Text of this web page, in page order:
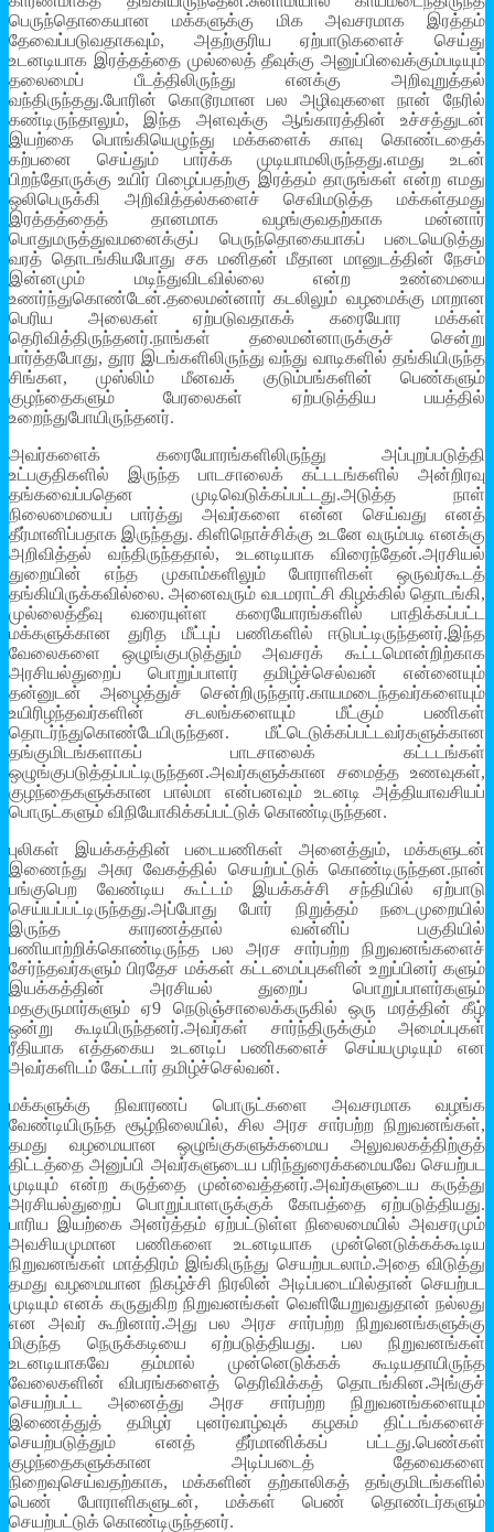
பெருந்தொகையான மக்களுக்கு மிக அவசரமாக இரத்தம்
தேவைப்படுவதாகவும், அதற்குரிய ஏற்பாடுகளைச் செய்து
உடனடியாக இரத்தத்தை முல்லைத் தீவுக்கு அனுப்பிவைக்கும்படியும்
தலைமைப் பீடத்திலிருந்து எனக்கு அறிவுறுத்தல்
வந்திருந்தது.போரின் கொடூரமான பல அழிவுகளை நான் நேரில்
கண்டிருந்தாலும், இந்த அளவுக்கு ஆங்காரத்தின் உச்சத்துடன்
இயற்கை பொங்கியெழுந்து மக்களைக் காவு கொண்டதைக்
கற்பனை செய்தும் பார்க்க முடியாமலிருந்தது.எமது உடன்
பிறந்தோருக்கு உயிர் பிழைப்பதற்கு இரத்தம் தாருங்கள் என்ற எமது
ஒலிபெருக்கி அறிவித்தல்களைச் செவிமடுத்த மக்கள்தமது
இரத்தத்தைத் தானமாக வழங்குவதற்காக மன்னார்
பொதுமருத்துவமனைக்குப் பெருந்தொகையாகப் படையெடுத்து
வரத் தொடங்கியபோது சக மனிதன் மீதான மானுடத்தின் நேசம்
இன்னமும் மடிந்துவிடவில்லை என்ற உண்மையை
உணர்ந்துகொண்டேன்.தலைமன்னார் கடலிலும் வழமைக்கு மாறான
பெரிய அலைகள் ஏற்படுவதாகக் கரையோர மக்கள்
தெரிவித்திருந்தனர்.நாங்கள் தலைமன்னாருக்குச் சென்று
பார்த்தபோது, தூர இடங்களிலிருந்து வந்து வாடிகளில் தங்கியிருந்த
சிங்கள, முஸ்லிம் மீனவக் குடும்பங்களின் பெண்களும்
குழந்தைகளும் பேரலைகள் ஏற்படுத்திய பயத்தில்
உறைந்துபோயிருந்தனர்.
அவர்களைக் கரையோரங்களிலிருந்து அப்புறப்படுத்தி
உட்பகுதிகளில் இருந்த பாடசாலைக் கட்டடங்களில் அன்றிரவு
தங்கவைப்பதென முடிவெடுக்கப்பட்டது.அடுத்த நாள்
நிலைமையைப் பார்த்து அவர்களை என்ன செய்வது எனத்
தீர்மானிப்பதாக இருந்தது. கிளிநொச்சிக்கு உடனே வரும்படி எனக்கு
அறிவித்தல் வந்திருந்ததால், உடனடியாக விரைந்தேன்.அரசியல்
துறையின் எந்த முகாம்களிலும் போராளிகள் ஒருவர்கூடத்
தங்கியிருக்கவில்லை. அனைவரும் வடமராட்சி கிழக்கில் தொடங்கி,
முல்லைத்தீவு வரையுள்ள கரையோரங்களில் பாதிக்கப்பட்ட
மக்களுக்கான துரித மீட்புப் பணிகளில் ஈடுபட்டிருந்தனர்.இந்த
வேலைகளை ஒழுங்குபடுத்தும் அவசரக் கூட்டமொன்றிற்காக
அரசியல்துறைப் பொறுப்பாளர் தமிழ்ச்செல்வன் என்னையும்
தன்னுடன் அழைத்துச் சென்றிருந்தார்.காயமடைந்தவர்களையும்
உயிரிழந்தவர்களின் சடலங்களையும் மீட்கும் பணிகள்
தொடர்ந்துகொண்டேயிருந்தன. மீட்டெடுக்கப்பட்டவர்களுக்கான
தங்குமிடங்களாகப் பாடசாலைக் கட்டடங்கள்
ஒழுங்குபடுத்தப்பட்டிருந்தன.அவர்களுக்கான சமைத்த உணவுகள்,
குழந்தைகளுக்கான பால்மா என்பனவும் உடனடி அத்தியாவசியப்
பொருட்களும் விநியோகிக்கப்பட்டுக் கொண்டிருந்தன.
புலிகள் இயக்கத்தின் படையணிகள் அனைத்தும், மக்களுடன்
இணைந்து அசுர வேகத்தில் செயற்பட்டுக் கொண்டிருந்தன.நான்
பங்குபெற வேண்டிய கூட்டம் இயக்கச்சி சந்தியில் ஏற்பாடு
செய்யப்பட்டிருந்தது.அப்போது போர் நிறுத்தம் நடைமுறையில்
இருந்த காரணத்தால் வன்னிப் பகுதியில்
பணியாற்றிக்கொண்டிருந்த பல அரச சார்பற்ற நிறுவனங்களைச்
சேர்ந்தவர்களும் பிரதேச மக்கள் கட்டமைப்புகளின் உறுப்பினர் களும்
இயக்கத்தின் அரசியல் துறைப் பொறுப்பாளர்களும்
மதகுருமார்களும் ஏ9 நெடுஞ்சாலைக்கருகில் ஒரு மரத்தின் கீழ்
ஒன்று கூடியிருந்தனர்.அவர்கள் சார்ந்திருக்கும் அமைப்புகள்
ரீதியாக எத்தகைய உடனடிப் பணிகளைச் செய்யமுடியும் என
அவர்களிடம் கேட்டார் தமிழ்ச்செல்வன்.
மக்களுக்கு நிவாரணப் பொருட்களை அவசரமாக வழங்க
வேண்டியிருந்த சூழ்நிலையில், சில அரச சார்பற்ற நிறுவனங்கள்,
தமது வழமையான ஒழுங்குகளுக்கமைய அலுவலகத்திற்குத்
திட்டத்தை அனுப்பி அவர்களுடைய பரிந்துரைக்கமையவே செயற்பட
முடியும் என்ற கருத்தை முன்வைத்தனர்.அவர்களுடைய கருத்து
அரசியல்துறைப் பொறுப்பாளருக்குக் கோபத்தை ஏற்படுத்தியது.
பாரிய இயற்கை அனர்த்தம் ஏற்பட்டுள்ள நிலைமையில் அவசரமும்
அவசியமுமான பணிகளை உடனடியாக முன்னெடுக்கக்கூடிய
நிறுவனங்கள் மாத்திரம் இங்கிருந்து செயற்படலாம்.அதை விடுத்து
தமது வழமையான நிகழ்ச்சி நிரலின் அடிப்படையில்தான் செயற்பட
முடியும் எனக் கருதுகிற நிறுவனங்கள் வெளியேறுவதுதான் நல்லது
என அவர் கூறினார்.அது பல அரச சார்பற்ற நிறுவனங்களுக்கு
மிகுந்த நெருக்கடியை ஏற்படுத்தியது. பல நிறுவனங்கள்
உடனடியாகவே தம்மால் முன்னெடுக்கக் கூடியதாயிருந்த
வேலைகளின் விபரங்களைத் தெரிவிக்கத் தொடங்கின.அங்குச்
செயற்பட்ட அனைத்து அரச சார்பற்ற நிறுவனங்களையும்
இணைத்துத் தமிழர் புனர்வாழ்வுக் கழகம் திட்டங்களைச்
செயற்படுத்தும் எனத் தீர்மானிக்கப் பட்டது.பெண்கள்
குழந்தைகளுக்கான அடிப்படைத் தேவைகளை
நிறைவுசெய்வதற்காக, மக்களின் தற்காலிகத் தங்குமிடங்களில்
பெண் போராளிகளுடன், மக்கள் பெண் தொண்டர்களும்
செயற்பட்டுக் கொண்டிருந்தனர்.